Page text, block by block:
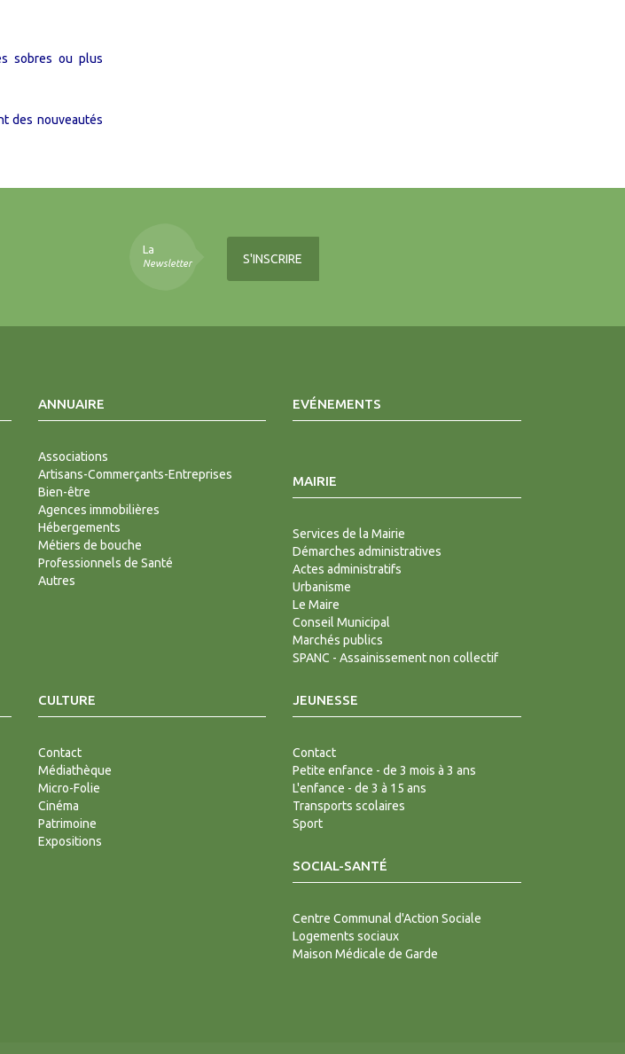
sobres ou plus
des nouveautés
La
Newsletter
ANNUAIRE
Associations
Artisans-Commerçants-Entreprises
Bien-être
Agences immobilières
Hébergements
Métiers de bouche
Professionnels de Santé
Autres
EVÉNEMENTS
MAIRIE
Services de la Mairie
Démarches administratives
Actes administratifs
Urbanisme
Le Maire
Conseil Municipal
Marchés publics
SPANC - Assainissement non collectif
CULTURE
Contact
Médiathèque
Micro-Folie
Cinéma
Patrimoine
Expositions
JEUNESSE
Contact
Petite enfance - de 3 mois à 3 ans
L'enfance - de 3 à 15 ans
Transports scolaires
Sport
SOCIAL-SANTÉ
Centre Communal d'Action Sociale
Logements sociaux
Maison Médicale de Garde